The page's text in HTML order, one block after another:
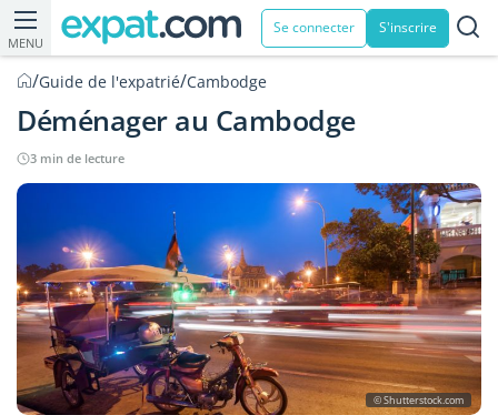
MENU
Se connecter S'inscrire
/Guide de l'expatrié/Cambodge
Déménager au Cambodge
3 min de lecture
© Shutterstock.com